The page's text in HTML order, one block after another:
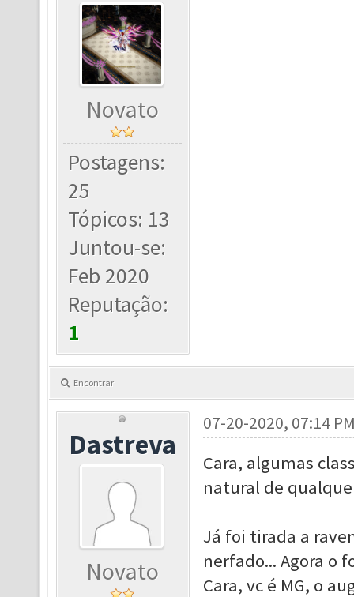
Novato
Postagens:
25
Tópicos: 13
Juntou-se:
Feb 2020
Reputação:
1
Encontrar
Dastreva
Novato
07-20-2020, 07:14
Cara, algumas
natural de
Já foi tirada a
nerfado... Agora o
Cara, vc é MG, o